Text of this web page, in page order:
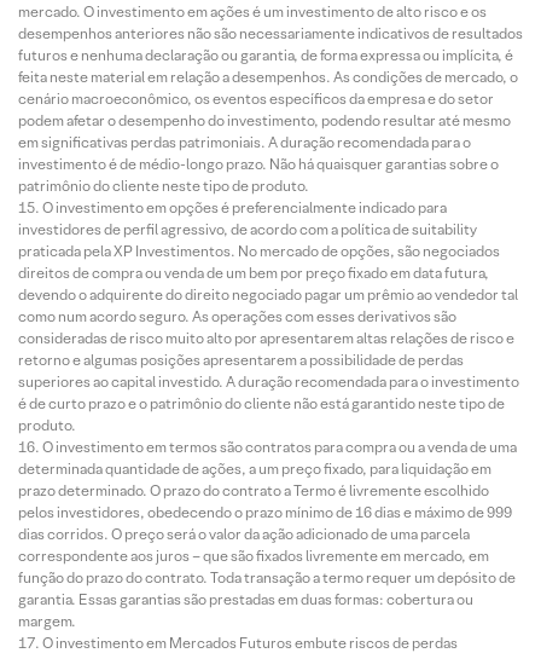
mercado. O investimento em ações é um investimento de alto risco e os
desempenhos anteriores não são necessariamente indicativos de resultados
futuros e nenhuma declaração ou garantia, de forma expressa ou implícita, é
feita neste material em relação a desempenhos. As condições de mercado, o
cenário macroeconômico, os eventos específicos da empresa e do setor
podem afetar o desempenho do investimento, podendo resultar até mesmo
em significativas perdas patrimoniais. A duração recomendada para o
investimento é de médio-longo prazo. Não há quaisquer garantias sobre o
patrimônio do cliente neste tipo de produto.
O investimento em opções é preferencialmente indicado para
investidores de perfil agressivo, de acordo com a política de suitability
praticada pela XP Investimentos. No mercado de opções, são negociados
direitos de compra ou venda de um bem por preço fixado em data futura,
devendo o adquirente do direito negociado pagar um prêmio ao vendedor tal
como num acordo seguro. As operações com esses derivativos são
consideradas de risco muito alto por apresentarem altas relações de risco e
retorno e algumas posições apresentarem a possibilidade de perdas
superiores ao capital investido. A duração recomendada para o investimento
é de curto prazo e o patrimônio do cliente não está garantido neste tipo de
produto.
O investimento em termos são contratos para compra ou a venda de uma
determinada quantidade de ações, a um preço fixado, para liquidação em
prazo determinado. O prazo do contrato a Termo é livremente escolhido
pelos investidores, obedecendo o prazo mínimo de 16 dias e máximo de 999
dias corridos. O preço será o valor da ação adicionado de uma parcela
correspondente aos juros – que são fixados livremente em mercado, em
função do prazo do contrato. Toda transação a termo requer um depósito de
garantia. Essas garantias são prestadas em duas formas: cobertura ou
margem.
O investimento em Mercados Futuros embute riscos de perdas